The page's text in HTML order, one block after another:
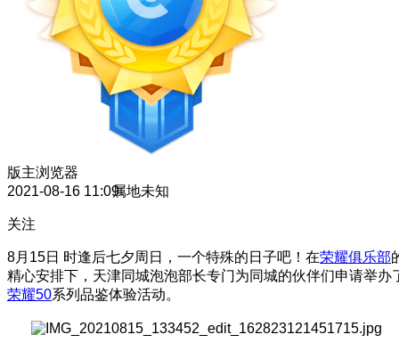
版主浏览器
2021-08-16 11:09属地未知
关注
8月15日 时逢后七夕周日，一个特殊的日子吧！在荣耀俱乐部
精心安排下，天津同城泡泡部长专门为同城的伙伴们申请举办
荣耀50系列品鉴体验活动。